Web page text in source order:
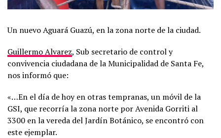
Un nuevo Aguará Guazú, en la zona norte de la ciudad.
Guillermo Alvarez, Sub secretario de control y
convivencia ciudadana de la Municipalidad de Santa Fe,
nos informó que:
«…En el día de hoy en otras tempranas, un móvil de la
GSI, que recorría la zona norte por Avenida Gorriti al
3300 en la vereda del Jardín Botánico, se encontró con
este ejemplar.